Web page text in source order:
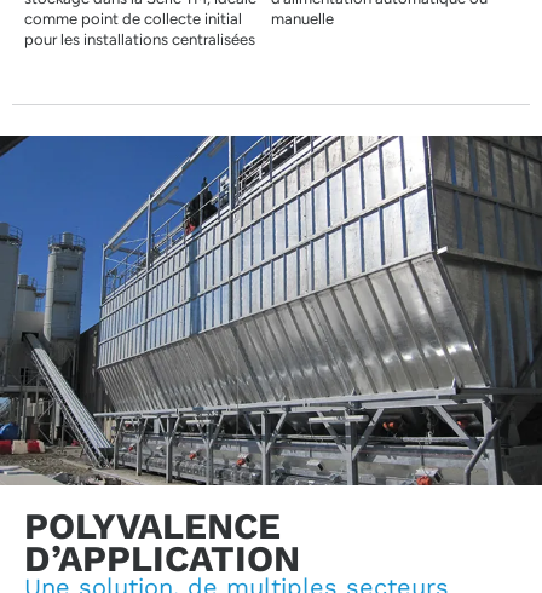
comme point de collecte initial
pour les installations centralisées
manuelle
POLYVALENCE
D’APPLICATION